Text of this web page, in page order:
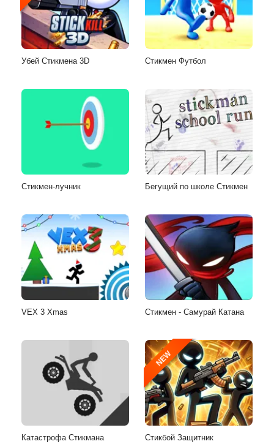
Убей Стикмена 3D Стикмен Футбол
Стикмен-лучник Бегущий по школе Стикмен
VEX 3 Xmas Стикмен - Самурай Катана
Катастрофа Стикмана
NEW
Стикбой Защитник